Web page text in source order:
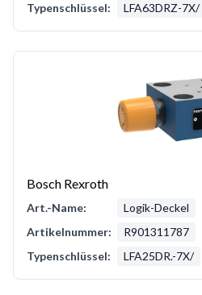
Typenschlüssel:
LFA63DRZ-7X/
Bosch Rexroth
Art.-Name:
Logik-Deckel
Artikelnummer:
R901311787
Typenschlüssel:
LFA25DR.-7X/